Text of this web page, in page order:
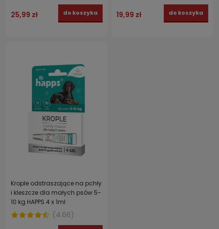
25,99 zł do koszyka 19,99 zł do koszyka
Krople odstraszające na pchły
i kleszcze dla małych psów 5-
10 kg HAPPS 4 x 1ml
(4.66)